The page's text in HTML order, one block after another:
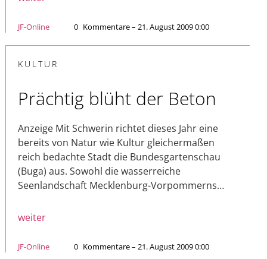
JF-Online 0 Kommentare – 21. August 2009 0:00
KULTUR
Prächtig blüht der Beton
Anzeige Mit Schwerin richtet dieses Jahr eine
bereits von Natur wie Kultur gleichermaßen
reich bedachte Stadt die Bundesgartenschau
(Buga) aus. Sowohl die wasserreiche
Seenlandschaft Mecklenburg-Vorpommerns…
weiter
JF-Online 0 Kommentare – 21. August 2009 0:00